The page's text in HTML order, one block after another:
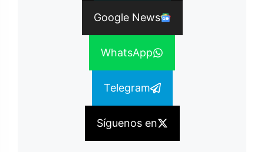
Google News
WhatsApp
Telegram
Síguenos en